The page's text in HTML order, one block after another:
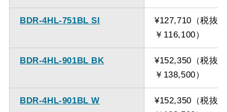
BDR-4HL-751BL SI
¥127,710（税抜
￥116,100）
BDR-4HL-901BL BK
¥152,350（税抜
￥138,500）
BDR-4HL-901BL W
¥152,350（税抜